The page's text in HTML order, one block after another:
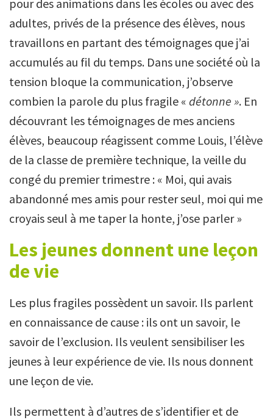
pour des animations dans les écoles ou avec des
adultes, privés de la présence des élèves, nous
travaillons en partant des témoignages que j’ai
accumulés au fil du temps. Dans une société où la
tension bloque la communication, j’observe
combien la parole du plus fragile « détonne ». En
découvrant les témoignages de mes anciens
élèves, beaucoup réagissent comme Louis, l’élève
de la classe de première technique, la veille du
congé du premier trimestre : « Moi, qui avais
abandonné mes amis pour rester seul, moi qui me
croyais seul à me taper la honte, j’ose parler »
Les jeunes donnent une leçon
de vie
Les plus fragiles possèdent un savoir. Ils parlent
en connaissance de cause : ils ont un savoir, le
savoir de l’exclusion. Ils veulent sensibiliser les
jeunes à leur expérience de vie. Ils nous donnent
une leçon de vie.
Ils permettent à d’autres de s’identifier et de